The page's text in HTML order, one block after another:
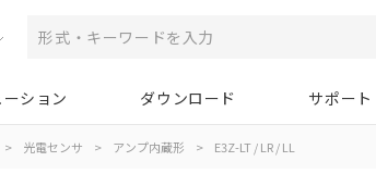
ション ダウンロード サポート
> 光電センサ > アンプ内蔵形 > E3Z-LT / LR / LL